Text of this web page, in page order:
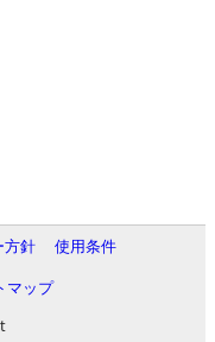
方針
使用条件
マップ